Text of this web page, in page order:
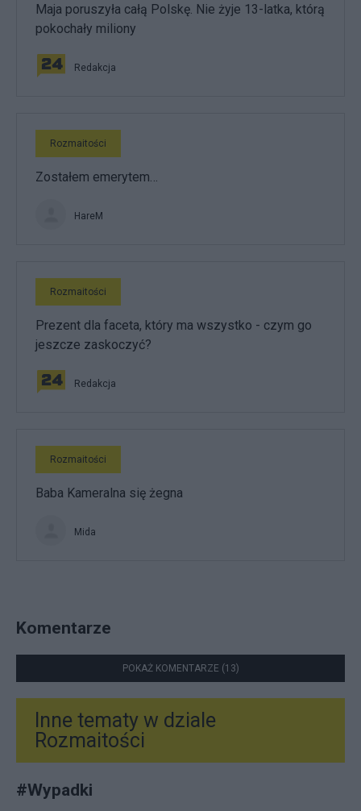
Maja poruszyła całą Polskę. Nie żyje 13-latka, którą
pokochały miliony
Redakcja
Rozmaitości
Zostałem emerytem…
HareM
Rozmaitości
Prezent dla faceta, który ma wszystko - czym go
jeszcze zaskoczyć?
Redakcja
Rozmaitości
Baba Kameralna się żegna
Mida
Komentarze
POKAŻ KOMENTARZE (13)
Inne tematy w dziale
Rozmaitości
#Wypadki